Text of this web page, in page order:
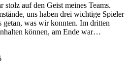
stolz auf den Geist meines Teams.
uns haben drei wichtige Spieler
getan, was wir konnten. Im dritten
können, am Ende war…